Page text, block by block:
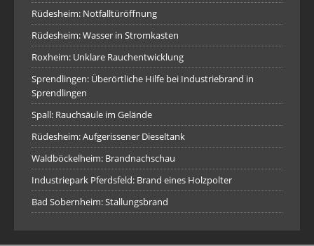
Rüdesheim: Notfalltüröffnung
Rüdesheim: Wasser in Stromkasten
Roxheim: Unklare Rauchentwicklung
Sprendlingen: Überörtliche Hilfe bei Industriebrand in
Sprendlingen
Spall: Rauchsäule im Gelände
Rüdesheim: Aufgerissener Dieseltank
Waldböckelheim: Brandnachschau
Industriepark Pferdsfeld: Brand eines Holzpolter
Bad Sobernheim: Stallungsbrand